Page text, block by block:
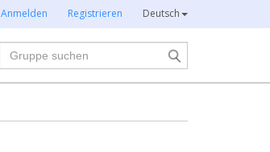
Anmelden Registrieren Deutsch
Suche